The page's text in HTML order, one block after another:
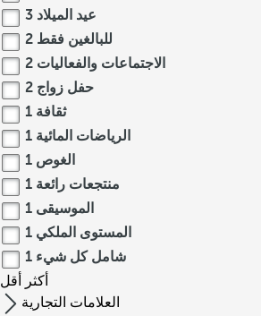
عيد الميلاد 3
للبالغين فقط 2
الاجتماعات والفعاليات 2
حفل زواج 2
ثقافة 1
الرياضات المائية 1
الغوص 1
منتجعات رائعة 1
الموسيقى 1
المستوى الملكي 1
شامل كل شيء 1
أكثر
أقل
العلامات التجارية